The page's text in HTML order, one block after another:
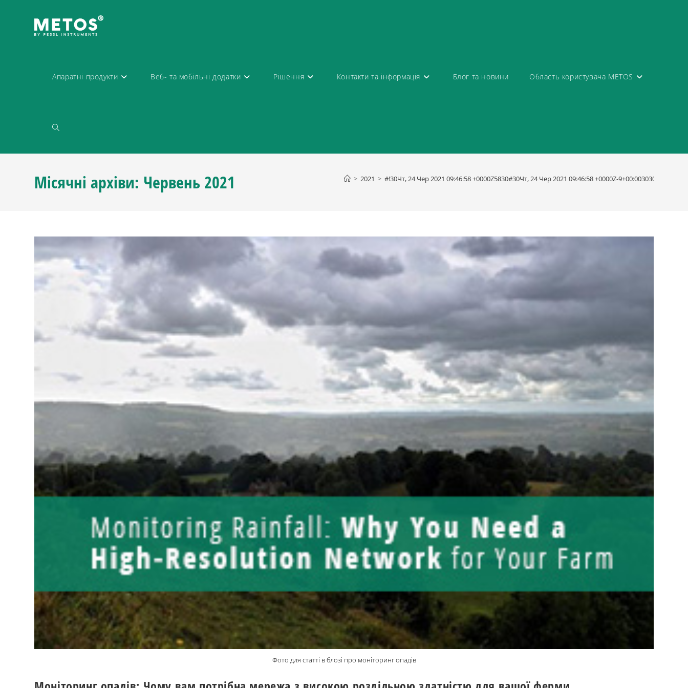
Апаратні продукти Веб- та мобільні додатки Рішення Контакти та інформація Блог та новини Область користувача METOS
Місячні архіви: Червень 2021 > 2021 > #!30Чт, 24 Чер 2021 09:46:58 +0000Z5830#30Чт, 24 Чер 2021 09:46:58 +0000Z-
Фото для статті в блозі про моніторинг опадів